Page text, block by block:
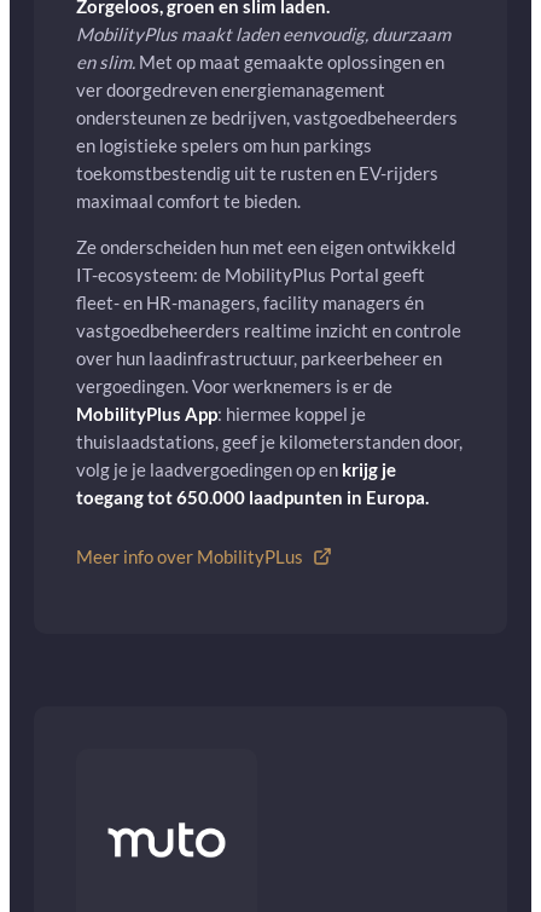
Zorgeloos, groen en slim laden.
MobilityPlus maakt laden eenvoudig, duurzaam
en slim. Met op maat gemaakte oplossingen en
ver doorgedreven energiemanagement
ondersteunen ze bedrijven, vastgoedbeheerders
en logistieke spelers om hun parkings
toekomstbestendig uit te rusten en EV-rijders
maximaal comfort te bieden.
Ze onderscheiden hun met een eigen ontwikkeld
IT-ecosysteem: de MobilityPlus Portal geeft
fleet- en HR-managers, facility managers én
vastgoedbeheerders realtime inzicht en controle
over hun laadinfrastructuur, parkeerbeheer en
vergoedingen. Voor werknemers is er de
MobilityPlus App: hiermee koppel je
thuislaadstations, geef je kilometerstanden door,
volg je je laadvergoedingen op en krijg je
toegang tot 650.000 laadpunten in Europa.
Meer info over MobilityPLus